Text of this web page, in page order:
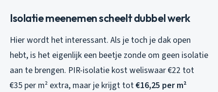
Isolatie meenemen scheelt dubbel werk
Hier wordt het interessant. Als je toch je dak open
hebt, is het eigenlijk een beetje zonde om geen isolatie
aan te brengen. PIR-isolatie kost weliswaar €22 tot
€35 per m² extra, maar je krijgt tot€16,25 per m²